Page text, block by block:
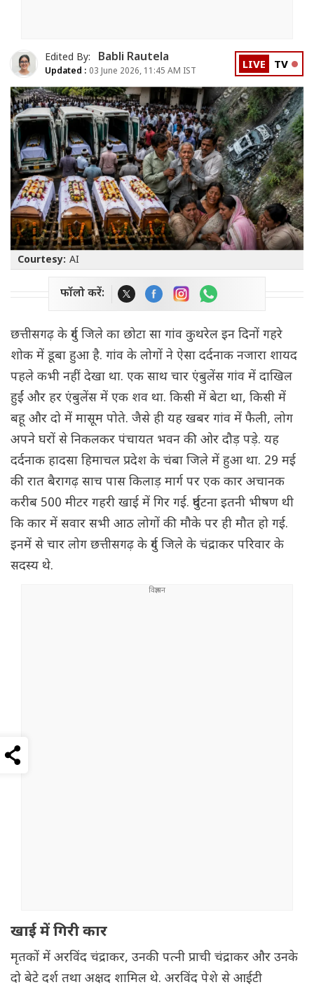
Edited By: Babli Rautela
Updated : 03 June 2026, 11:45 AM IST LIVE TV
Courtesy: AI
फॉलो करें:
छत्तीसगढ़ के दुर्ग जिले का छोटा सा गांव कुथरेल इन दिनों गहरे
शोक में डूबा हुआ है. गांव के लोगों ने ऐसा दर्दनाक नजारा शायद
पहले कभी नहीं देखा था. एक साथ चार एंबुलेंस गांव में दाखिल
हुईं और हर एंबुलेंस में एक शव था. किसी में बेटा था, किसी में
बहू और दो में मासूम पोते. जैसे ही यह खबर गांव में फैली, लोग
अपने घरों से निकलकर पंचायत भवन की ओर दौड़ पड़े. यह
दर्दनाक हादसा हिमाचल प्रदेश के चंबा जिले में हुआ था. 29 मई
की रात बैरागढ़ साच पास किलाड़ मार्ग पर एक कार अचानक
करीब 500 मीटर गहरी खाई में गिर गई. दुर्घटना इतनी भीषण थी
कि कार में सवार सभी आठ लोगों की मौके पर ही मौत हो गई.
इनमें से चार लोग छत्तीसगढ़ के दुर्ग जिले के चंद्राकर परिवार के
सदस्य थे.
खाई में गिरी कार
मृतकों में अरविंद चंद्राकर, उनकी पत्नी प्राची चंद्राकर और उनके
दो बेटे दर्श तथा अक्षद शामिल थे. अरविंद पेशे से आईटी